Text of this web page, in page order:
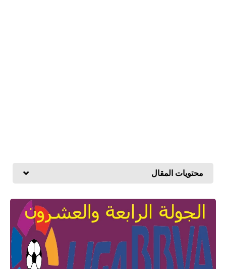
محتويات المقال